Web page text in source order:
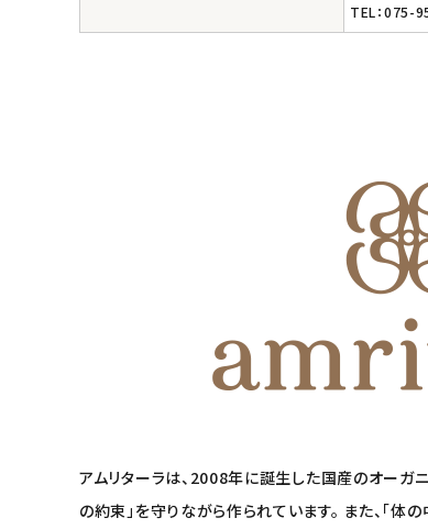
TEL：075-
アムリターラは、2008年に誕生した国産のオーガ
の約束」を守りながら作られています。 また、「